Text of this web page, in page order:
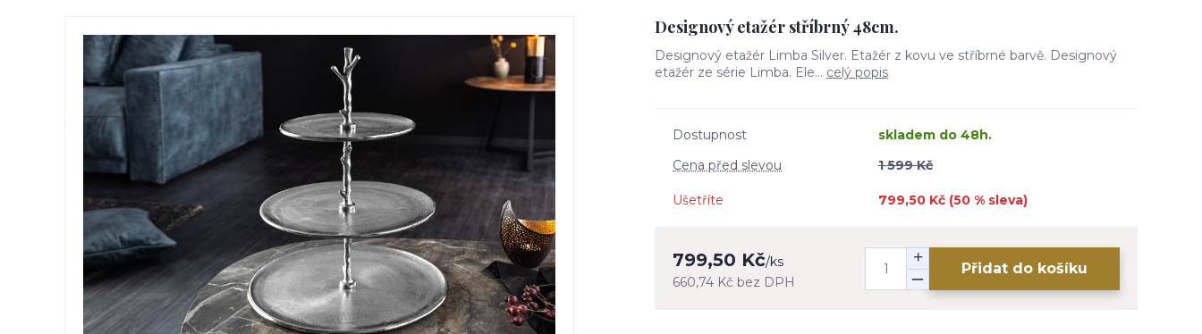
Designový etažér stříbrný 48cm.
Designový etažér Limba Silver. Etažér z kovu ve stříbrné barvě. Designový
etažér ze série Limba. Ele... celý popis
Dostupnost
skladem do 48h.
Cena před slevou
1 599 Kč
Ušetříte 799,50 Kč (50 % sleva)
799,50 Kč/ks
660,74 Kč bez DPH
Přidat do košíku